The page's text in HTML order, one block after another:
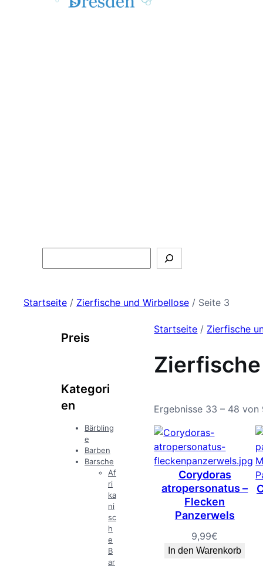
Startseite / Zierfische und Wirbellose / Seite 3
Preis
Kategori
en
Bärbling
e
Barben
Barsche
Af
ri
ka
ni
sc
h
e
B
ar
Startseite / Zierfische
Ergebnisse 33 – 48
Corydoras
atropersonatus –
Flecken
Panzerwels
9,99€
In den Warenkorb